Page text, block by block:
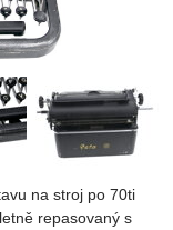
na stroj po 70ti
repasovaný s